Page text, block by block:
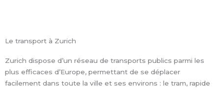
Le transport à Zurich
Zurich dispose d’un réseau de transports publics parmi les
plus efficaces d’Europe, permettant de se déplacer
facilement dans toute la ville et ses environs : le tram, rapide